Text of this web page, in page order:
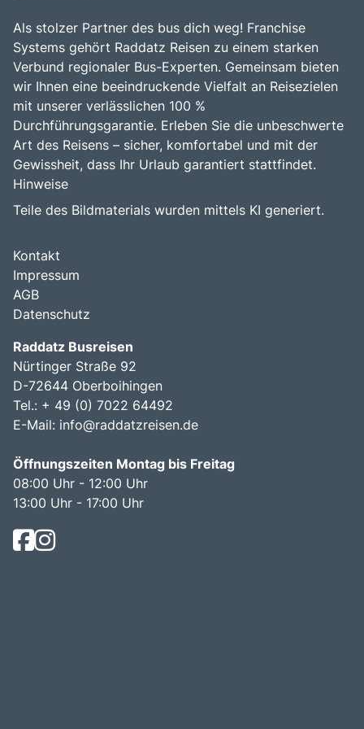
Als stolzer Partner des bus dich weg! Franchise
Systems gehört Raddatz Reisen zu einem starken
Verbund regionaler Bus-Experten. Gemeinsam bieten
wir Ihnen eine beeindruckende Vielfalt an Reisezielen
mit unserer verlässlichen 100 %
Durchführungsgarantie. Erleben Sie die unbeschwerte
Art des Reisens – sicher, komfortabel und mit der
Gewissheit, dass Ihr Urlaub garantiert stattfindet.
Hinweise
Teile des Bildmaterials wurden mittels KI generiert.
Kontakt
Impressum
AGB
Datenschutz
Raddatz Busreisen
Nürtinger Straße 92
D-72644 Oberboihingen
Tel.: + 49 (0) 7022 64492
E-Mail: info@raddatzreisen.de
Öffnungszeiten Montag bis Freitag
08:00 Uhr - 12:00 Uhr
13:00 Uhr - 17:00 Uhr